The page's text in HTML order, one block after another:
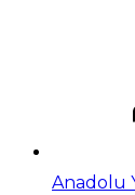
Anadolu